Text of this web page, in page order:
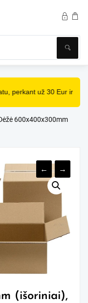
perkant už 30 Eur ir
600x400x300mm
← →
(išoriniai),